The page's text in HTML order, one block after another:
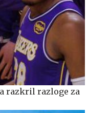
razkril razloge za